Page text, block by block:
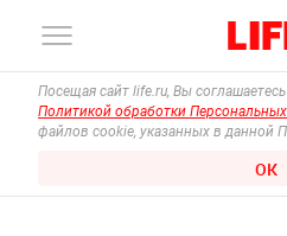
Посещая сайт life.ru, Вы
Политикой обработки
файлов cookie, указанных в данной
ОК